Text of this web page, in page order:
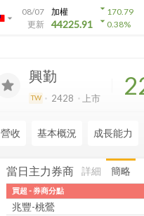
arrow_drop_down
08/07
更新
加權
44225.91
arrow_drop_down170.79
arrow_drop_down0.38%
興勤
TW 2428 上市
營收 基本概況 成長能力
當日主力券商 詳細 簡略
買超 - 券商分點
兆豐-桃鶯